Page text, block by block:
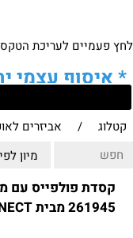
לחץ פעמיים לעריכת
*איסוף עצמי
של הלקוח מול
לבירור נוסף
ווטצאפ
מענה טלפוני:
בין השעות 9:00-17:00
קטלוג / אביזרים
קסדת פולפייס עם
261945 מבית CONNECT